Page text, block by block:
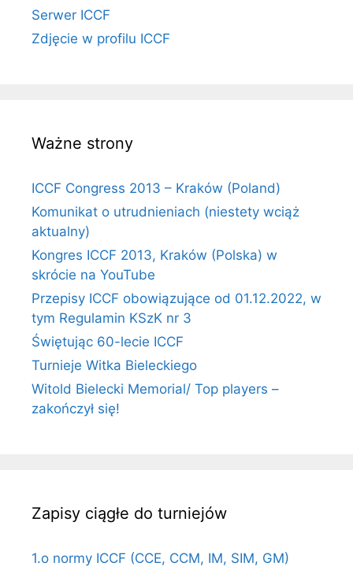
Serwer ICCF
Zdjęcie w profilu ICCF
Ważne strony
ICCF Congress 2013 – Kraków (Poland)
Komunikat o utrudnieniach (niestety wciąż
aktualny)
Kongres ICCF 2013, Kraków (Polska) w
skrócie na YouTube
Przepisy ICCF obowiązujące od 01.12.2022, w
tym Regulamin KSzK nr 3
Świętując 60-lecie ICCF
Turnieje Witka Bieleckiego
Witold Bielecki Memorial/ Top players –
zakończył się!
Zapisy ciągłe do turniejów
1.o normy ICCF (CCE, CCM, IM, SIM, GM)